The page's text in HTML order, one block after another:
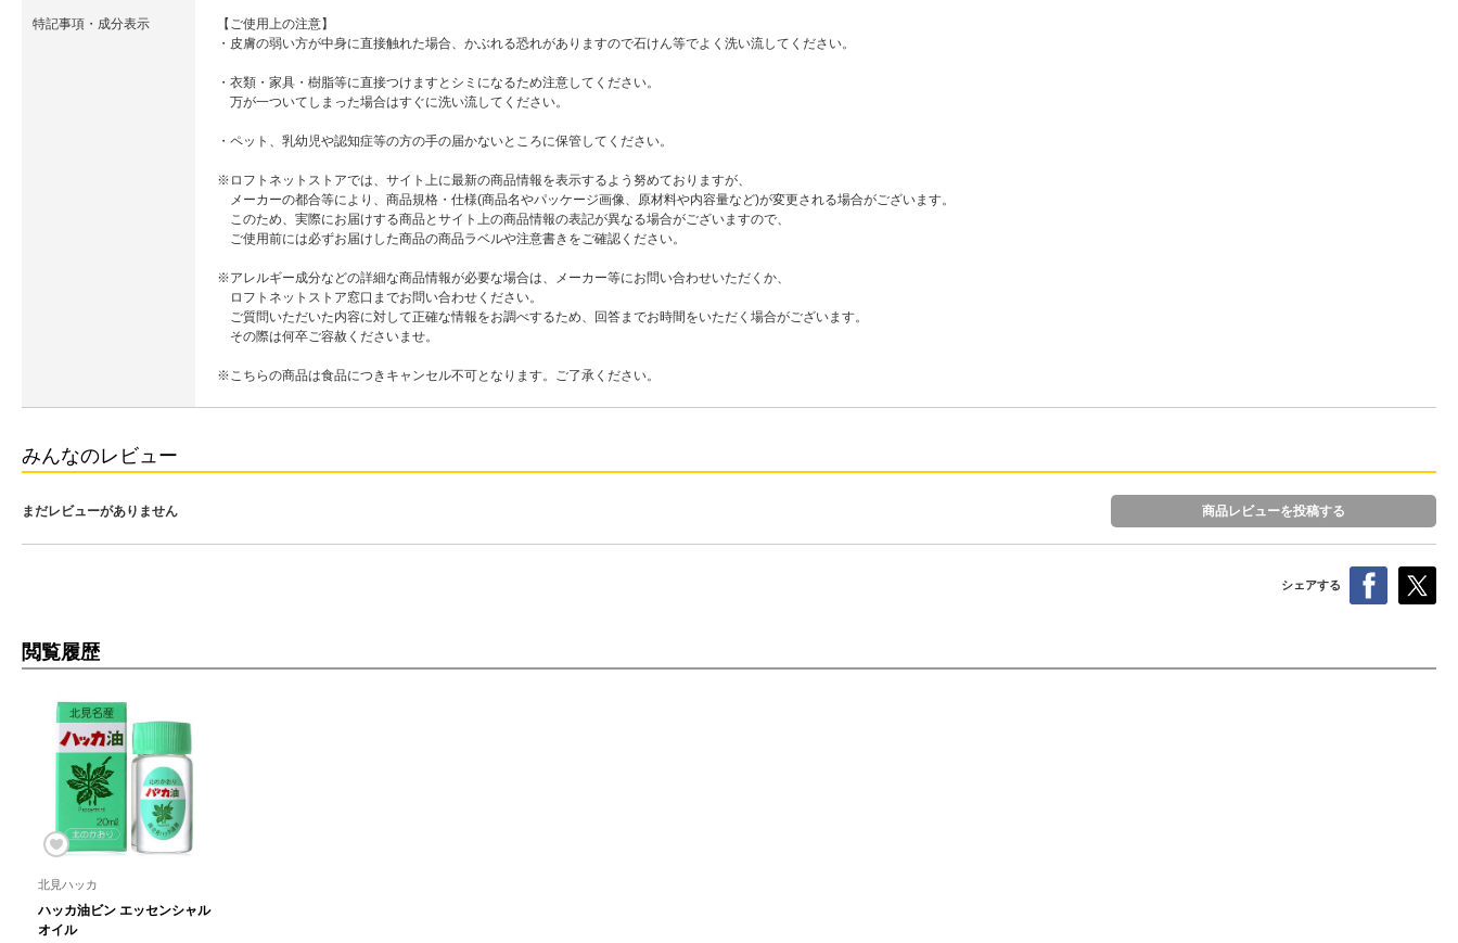
特記事項・成分表示
【ご使用上の注意】
・皮膚の弱い方が中身に直接触れた場合、かぶれる恐れがありますので石けん等でよく洗い流してください。
・衣類・家具・樹脂等に直接つけますとシミになるため注意してください。
万が一ついてしまった場合はすぐに洗い流してください。
・ペット、乳幼児や認知症等の方の手の届かないところに保管してください。
※ロフトネットストアでは、サイト上に最新の商品情報を表示するよう努めておりますが、
メーカーの都合等により、商品規格・仕様(商品名やパッケージ画像、原材料や内容量など)が変更される場合がございます。
このため、実際にお届けする商品とサイト上の商品情報の表記が異なる場合がございますので、
ご使用前には必ずお届けした商品の商品ラベルや注意書きをご確認ください。
※アレルギー成分などの詳細な商品情報が必要な場合は、メーカー等にお問い合わせいただくか、
ロフトネットストア窓口までお問い合わせください。
ご質問いただいた内容に対して正確な情報をお調べするため、回答までお時間をいただく場合がございます。
その際は何卒ご容赦くださいませ。
※こちらの商品は食品につきキャンセル不可となります。ご了承ください。
みんなのレビュー
まだレビューがありません 商品レビューを投稿する
シェアする
閲覧履歴
北見ハッカ
ハッカ油ビン エッセンシャル
オイル